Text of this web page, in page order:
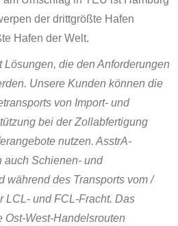
der drittgrößte Hafen
Hafen der Welt.
Lösungen, die den Anforderungen
Unsere Kunden können die
von Import- und
bei der Zollabfertigung
nutzen. AsstrA-
auch Schienen- und
während des Transports vom /
LCL- und FCL-Fracht. Das
Ost-West-Handelsrouten